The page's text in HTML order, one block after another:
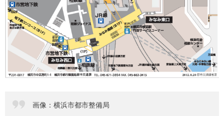
画像：横浜市都市整備局